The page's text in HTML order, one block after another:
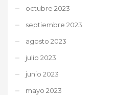
octubre 2023
septiembre 2023
agosto 2023
julio 2023
junio 2023
mayo 2023